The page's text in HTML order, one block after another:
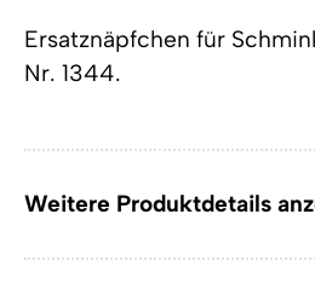
Ersatznäpfchen für
Nr. 1344.
Weitere Produktdetails